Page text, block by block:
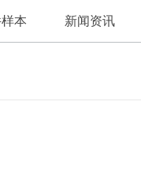
本 新闻资讯